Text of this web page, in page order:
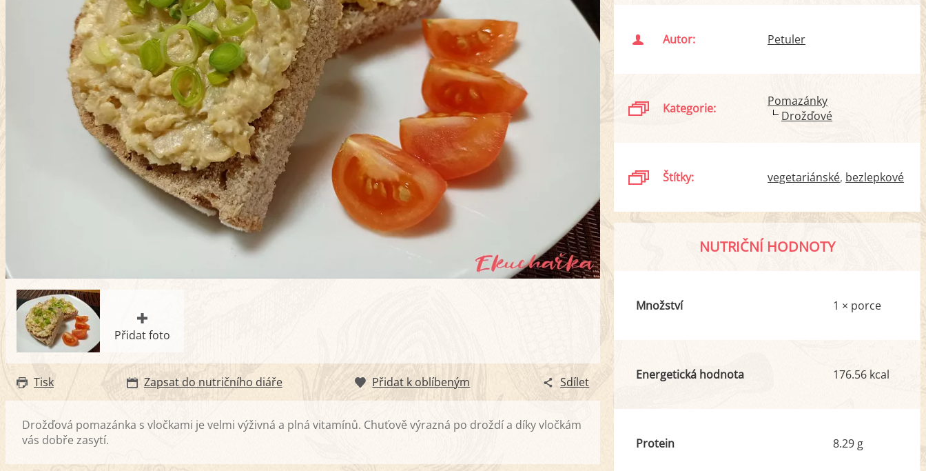
Přidat foto
Tisk Zapsat do nutričního diáře Přidat k oblíbeným Sdílet
Drožďová pomazánka s vločkami je velmi výživná a plná vitamínů. Chuťově výrazná po droždí a díky vločkám
vás dobře zasytí.
Autor: Petuler
Kategorie:
Pomazánky
Drožďové
Štítky: vegetariánské bezlepkové
NUTRIČNÍ HODNOTY
Množství 1 × porce
Energetická hodnota 176.56 kcal
Protein 8.29 g